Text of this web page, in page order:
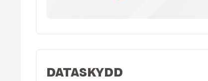
DATASKYDD